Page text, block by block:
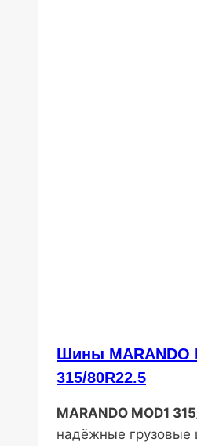
Шины MARANDO
315/80R22.5
MARANDO MOD1
надёжные